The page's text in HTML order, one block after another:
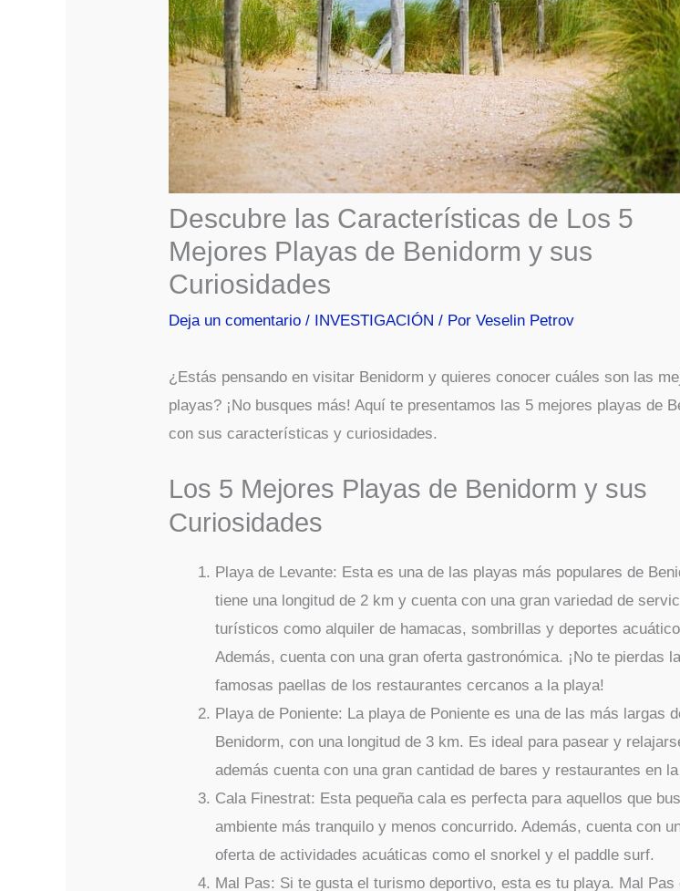
Descubre las Características de Los 5
Mejores Playas de Benidorm y sus
Curiosidades
Deja un comentario / INVESTIGACIÓN / PorVeselin Petrov
¿Estás pensando en visitar Benidorm y quieres conocer cuáles son las
playas? ¡No busques más! Aquí te presentamos las 5 mejores playas de
con sus características y curiosidades.
Los 5 Mejores Playas de Benidorm y sus
Curiosidades
Playa de Levante: Esta es una de las playas más populares de
tiene una longitud de 2 km y cuenta con una gran variedad de
turísticos como alquiler de hamacas, sombrillas y deportes
Además, cuenta con una gran oferta gastronómica. ¡No te pierdas
famosas paellas de los restaurantes cercanos a la playa!
Playa de Poniente: La playa de Poniente es una de las más largas
Benidorm, con una longitud de 3 km. Es ideal para pasear y
además cuenta con una gran cantidad de bares y restaurantes en
Cala Finestrat: Esta pequeña cala es perfecta para aquellos que
ambiente más tranquilo y menos concurrido. Además, cuenta con
oferta de actividades acuáticas como el snorkel y el paddle surf.
Mal Pas: Si te gusta el turismo deportivo, esta es tu playa. Mal Pas